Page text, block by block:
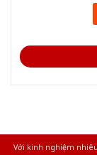
Với kinh nghiệm